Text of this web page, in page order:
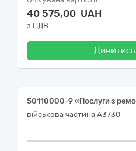
40 575,00 UAH
з ПДВ
Дивитись
військова частина А3730